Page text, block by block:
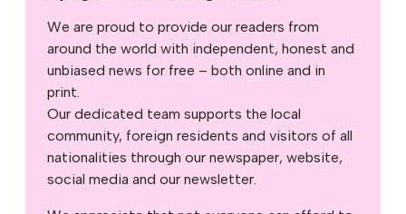
We are proud to provide our readers from
around the world with independent, honest and
unbiased news for free – both online and in
print.
Our dedicated team supports the local
community, foreign residents and visitors of all
nationalities through our newspaper, website,
social media and our newsletter.